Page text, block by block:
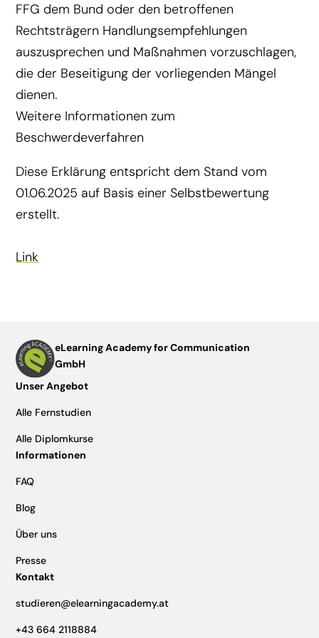
FFG dem Bund oder den betroffenen
Rechtsträgern Handlungsempfehlungen
auszusprechen und Maßnahmen vorzuschlagen,
die der Beseitigung der vorliegenden Mängel
dienen.
Weitere Informationen zum
Beschwerdeverfahren
Diese Erklärung entspricht dem Stand vom
01.06.2025 auf Basis einer Selbstbewertung
erstellt.
Link
eLearning Academy for Communication
GmbH
Unser Angebot
Alle Fernstudien
Alle Diplomkurse
Informationen
FAQ
Blog
Über uns
Presse
Kontakt
studieren@elearningacademy.at
+43 664 2118884